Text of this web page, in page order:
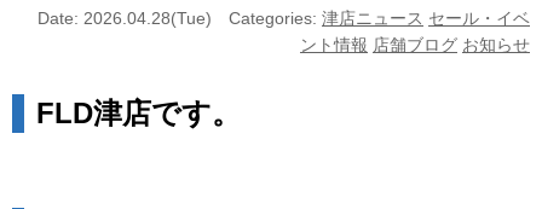
Date: 2026.04.28(Tue) Categories: 津店ニュース セール・イベ
ント情報 店舗ブログ お知らせ
FLD津店です。